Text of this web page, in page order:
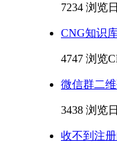
7234 浏览
CNG知识
4747 浏览
微信群二
3438 浏览
收不到注